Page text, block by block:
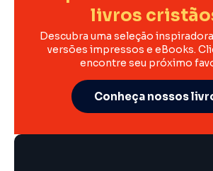
livros
Descubra uma seleção
versões impressos e eBooks.
encontre seu próximo
Conheça nossos